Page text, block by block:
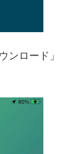
ンロード」